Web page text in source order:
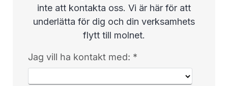
inte att kontakta oss. Vi är här för att
underlätta för dig och din verksamhets
flytt till molnet.